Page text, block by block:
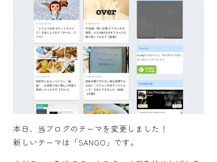
本日、当ブログのテーマを変更しました！
新しいテーマは「SANGO」です。